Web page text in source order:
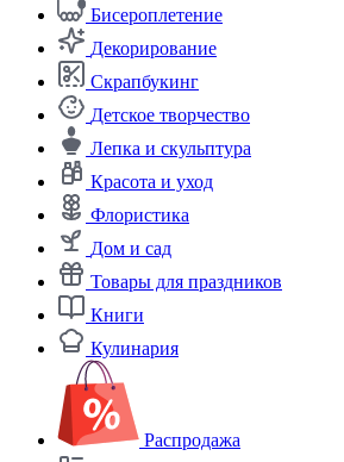
Бисероплетение
Декорирование
Скрапбукинг
Детское творчество
Лепка и скульптура
Красота и уход
Флористика
Дом и сад
Товары для праздников
Книги
Кулинария
Распродажа